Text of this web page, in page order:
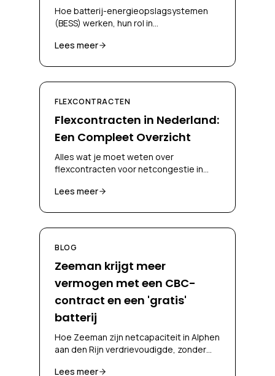
Hoe batterij-energieopslagsystemen
(BESS) werken, hun rol in
ze kunnen inzetten voor flexcontracten.
Lees meer
FLEXCONTRACTEN
Flexcontracten in Nederland:
Een Compleet Overzicht
Alles wat je moet weten over
flexcontracten voor netcongestie in
congestieverzachtende maatregelen.
Lees meer
BLOG
Zeeman krijgt meer
vermogen met een CBC-
contract en een 'gratis'
batterij
Hoe Zeeman zijn netcapaciteit in Alphen
aan den Rijn verdrievoudigde, zonder
Lees meer